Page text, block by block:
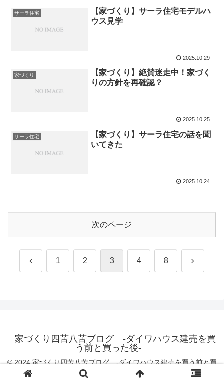
サーラ住宅
【家づくり】サーラ住宅モデルハ
ウス見学
2025.10.29
家づくり
【家づくり】絶賛迷走中！家づく
りの方針を再確認？
2025.10.25
サーラ住宅
【家づくり】サーラ住宅の話を聞
いてきた
2025.10.24
次のページ
前 1 2 3 4 8 次
家づくり四苦八苦ブログ -ダイワハウス建売を買
う前と買った後-
© 2024 家づくり四苦八苦ブログ -ダイワハウス建売を買う前と買